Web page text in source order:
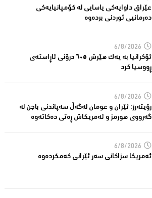
عێراق داوایەکی یاسایی لە کۆمپانیایه‌كی
دەرمانیى ئوردنی بردەوە
6/8/2026
ئۆکرانیا بە یەک هێرش ٦٠٥ درۆنی ئاڕاستەى
ڕووسیا کرد
6/8/2026
رۆیتەرز: ئێران و عومان لەگەڵ سەپاندنی باجن لە
گەرووی هورمز و ئەمریکاش ڕەتی دەکاتەوە
6/8/2026
ئه‌مریكا سزاكانی سه‌ر ئێرانی كه‌مكرده‌وه‌